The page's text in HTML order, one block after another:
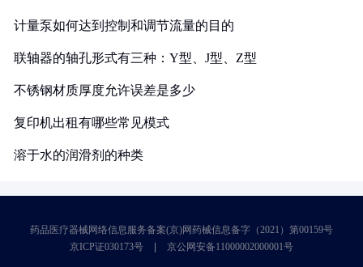
计量泵如何达到控制和调节流量的目的
联轴器的轴孔形式有三种：Y型、J型、Z型
不锈钢材质厚度允许误差是多少
复印机出租有哪些常见模式
溶于水的润滑剂的种类
药品医疗器械网络信息服务备案(京)网药械信息备字（2021）第00159号
京ICP证030173号
京公网安备11000002000001号